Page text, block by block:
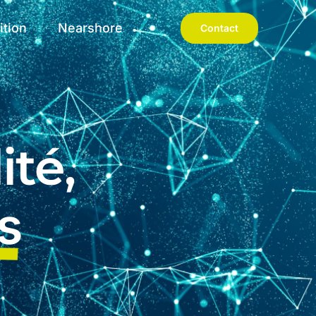
Nearshore Contact